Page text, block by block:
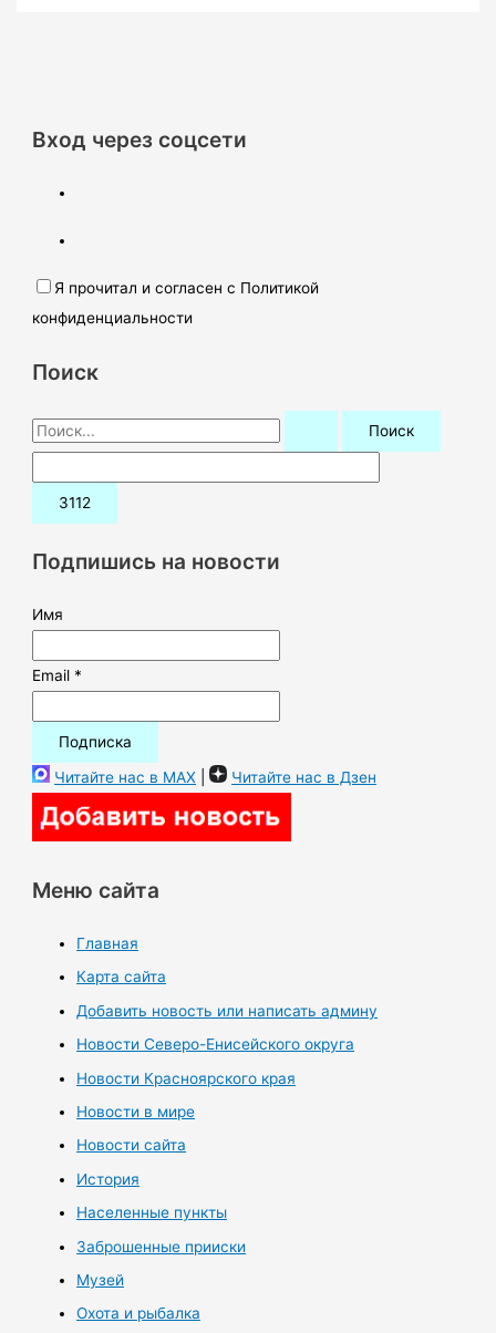
Вход через соцсети
Я прочитал и согласен с Политикой
конфиденциальности
Поиск
П
о
и
:Подпишись на новости
Имя
Email *
Читайте нас в MAX | Читайте нас в Дзен
Меню сайта
Главная
Карта сайта
Добавить новость или написать админу
Новости Северо-Енисейского округа
Новости Красноярского края
Новости в мире
Новости сайта
История
Населенные пункты
Заброшенные прииски
Музей
Охота и рыбалка